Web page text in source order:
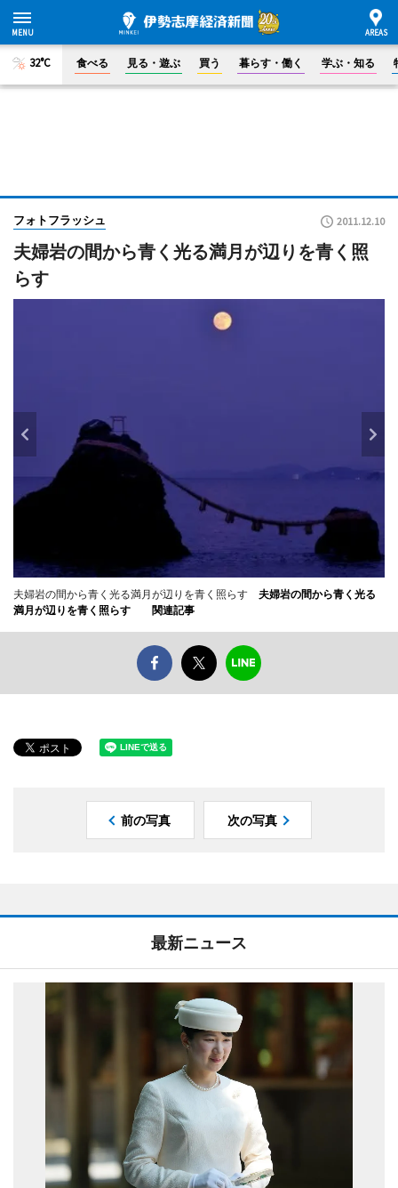
32°C 食べる 見る・遊ぶ 買う 暮らす・働く 学ぶ・知る
フォトフラッシュ 2011.12.10
夫婦岩の間から青く光る満月が辺りを青く照
らす
夫婦岩の間から青く光る満月が辺りを青く照らす 夫婦岩の間から青く光る
満月が辺りを青く照らす
関連記事
前の写真 次の写真
最新ニュース